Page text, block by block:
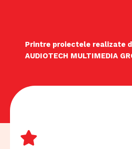
Printre proiectele realizate
AUDIOTECH MULTIMEDIA